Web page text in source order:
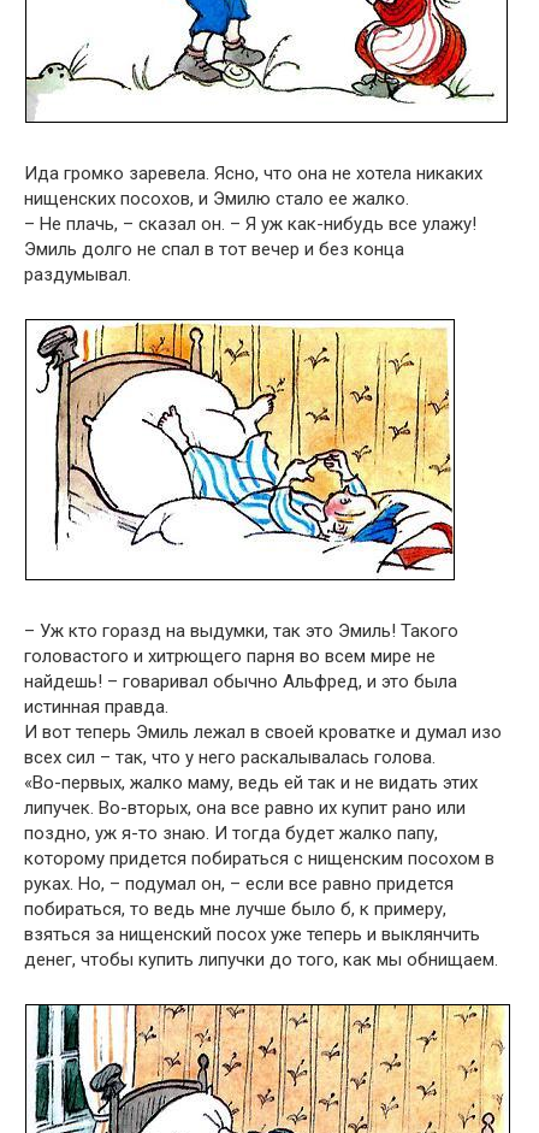
Ида громко заревела. Ясно, что она не хотела никаких
нищенских посохов, и Эмилю стало ее жалко.
– Не плачь, – сказал он. – Я уж как-нибудь все улажу!
Эмиль долго не спал в тот вечер и без конца
раздумывал.
– Уж кто горазд на выдумки, так это Эмиль! Такого
головастого и хитрющего парня во всем мире не
найдешь! – говаривал обычно Альфред, и это была
истинная правда.
И вот теперь Эмиль лежал в своей кроватке и думал изо
всех сил – так, что у него раскалывалась голова.
«Во-первых, жалко маму, ведь ей так и не видать этих
липучек. Во-вторых, она все равно их купит рано или
поздно, уж я-то знаю. И тогда будет жалко папу,
которому придется побираться с нищенским посохом в
руках. Но, – подумал он, – если все равно придется
побираться, то ведь мне лучше было б, к примеру,
взяться за нищенский посох уже теперь и выклянчить
денег, чтобы купить липучки до того, как мы обнищаем.